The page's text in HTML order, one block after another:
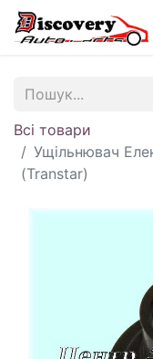
Всі товари
Ущільнювач
(Transtar)